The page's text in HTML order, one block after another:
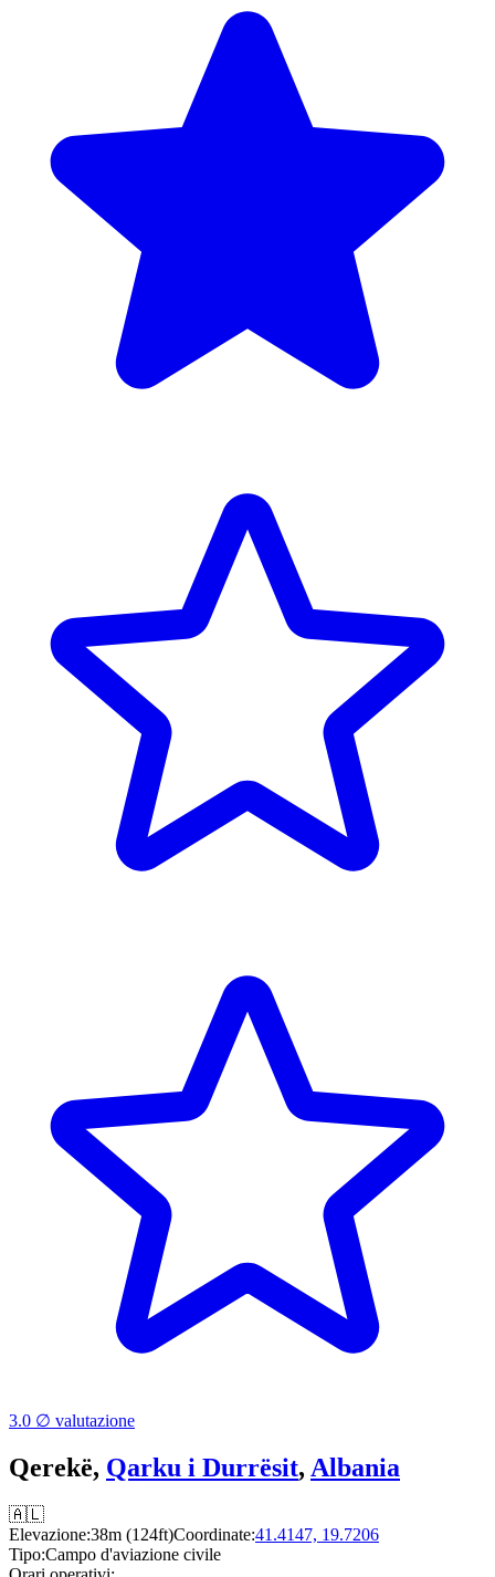
3.0 ∅ valutazione
Qerekë, Qarku i Durrësit, Albania
🇦🇱
Elevazione:38m (124ft)Coordinate:41.4147, 19.7206
Tipo:Campo d'aviazione civile